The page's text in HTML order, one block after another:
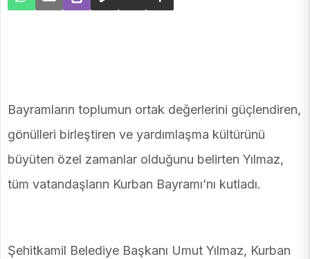
Bayramların toplumun ortak değerlerini güçlendiren,
gönülleri birleştiren ve yardımlaşma kültürünü
büyüten özel zamanlar olduğunu belirten Yılmaz,
tüm vatandaşların Kurban Bayramı’nı kutladı.
Şehitkamil Belediye Başkanı Umut Yılmaz, Kurban